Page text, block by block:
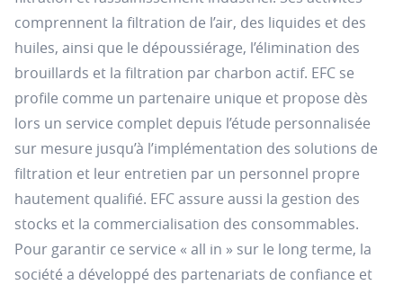
comprennent la filtration de l’air, des liquides et des
huiles, ainsi que le dépoussiérage, l’élimination des
brouillards et la filtration par charbon actif. EFC se
profile comme un partenaire unique et propose dès
lors un service complet depuis l’étude personnalisée
sur mesure jusqu’à l’implémentation des solutions de
filtration et leur entretien par un personnel propre
hautement qualifié. EFC assure aussi la gestion des
stocks et la commercialisation des consommables.
Pour garantir ce service « all in » sur le long terme, la
société a développé des partenariats de confiance et